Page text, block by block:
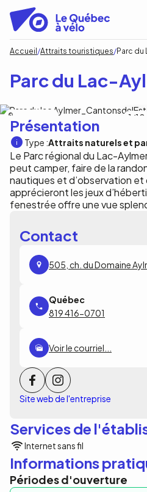
contenu
principal
Fil
d'Ariane
Accueil Attraits touristiques Parc du
Parc du Lac-
1 /10
Présentation
Type :Attraits naturels et
Le Parc régional du Lac-
peut camper, faire de la
nautiques et d’observation et
apprécieront les jeux
fenestrée offre une vue
Contact
505, ch. du Domaine
819 416-0701
Voir le courriel...
Site web de l'entreprise
Services de
Internet sans fil
Informations
Périodes d'ouverture